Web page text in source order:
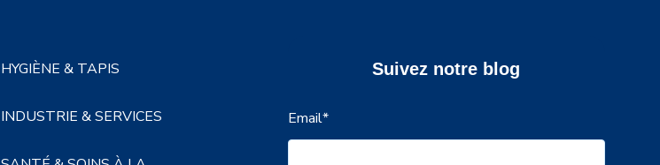
HYGIÈNE & TAPIS
INDUSTRIE & SERVICES
Suivez notre blog
Email*